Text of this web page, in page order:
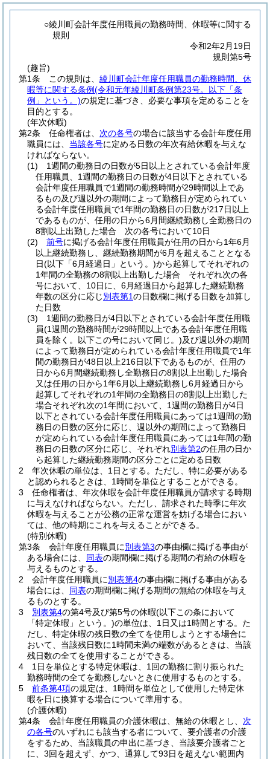
○綾川町会計年度任用職員の勤務時間、休暇等に関する
規則
令和2年2月19日
規則第5号
(趣旨)
第1条
この規則は、 綾川町会計年度任用職員の勤務時間、休
暇等に関する条例(令和元年綾川町条例第23号。以下「条
例」という。)の規定に基づき、必要な事項を定めることを
目的とする。
(年次休暇)
第2条
任命権者は、 次の各号の場合に該当する会計年度任用
職員には、 当該各号に定める日数の年次有給休暇を与えな
ければならない。
(1)
1週間の勤務日の日数が5日以上とされている会計年度
任用職員、1週間の勤務日の日数が4日以下とされている
会計年度任用職員で1週間の勤務時間が29時間以上であ
るもの及び週以外の期間によって勤務日が定められてい
る会計年度任用職員で1年間の勤務日の日数が217日以上
であるものが、任用の日から6月間継続勤務し全勤務日の
8割以上出勤した場合 次の各号において10日
(2)
前号に掲げる会計年度任用職員が任用の日から1年6月
以上継続勤務し、継続勤務期間が6月を超えることとなる
日(以下「6月経過日」という。)から起算してそれぞれの
1年間の全勤務の8割以上出勤した場合 それぞれ次の各
号において、10日に、6月経過日から起算した継続勤務
年数の区分に応じ別表第1の日数欄に掲げる日数を加算し
た日数
(3)
1週間の勤務日が4日以下とされている会計年度任用職
員(1週間の勤務時間が29時間以上である会計年度任用職
員を除く。以下この号において同じ。)及び週以外の期間
によって勤務日が定められている会計年度任用職員で1年
間の勤務日が48日以上216日以下であるものが、任用の
日から6月間継続勤務し全勤務日の8割以上出勤した場合
又は任用の日から1年6月以上継続勤務し6月経過日から
起算してそれぞれの1年間の全勤務日の8割以上出勤した
場合それぞれ次の1年間において、1週間の勤務日が4日
以下とされている会計年度任用職員にあっては1週間の勤
務日の日数の区分に応じ、週以外の期間によって勤務日
が定められている会計年度任用職員にあっては1年間の勤
務日の日数の区分に応じ、それぞれ別表第2の任用の日か
ら起算した継続勤務期間の区分ごとに定める日数
2
年次休暇の単位は、1日とする。 ただし、特に必要がある
と認められるときは、1時間を単位とすることができる。
3
任命権者は、年次休暇を会計年度任用職員が請求する時期
に与えなければならない。 ただし、請求された時季に年次
休暇を与えることが公務の正常な運営を妨げる場合におい
ては、他の時期にこれを与えることができる。
(特別休暇)
第3条
会計年度任用職員に別表第3の事由欄に掲げる事由が
ある場合には、 同表の期間欄に掲げる期間の有給の休暇を
与えるものとする。
2
会計年度任用職員に別表第4の事由欄に掲げる事由がある
場合には、 同表の期間欄に掲げる期間の無給の休暇を与え
るものとする。
3
別表第4の第4号及び第5号の休暇(以下この条において
「特定休暇」という。)の単位は、1日又は1時間とする。 た
だし、特定休暇の残日数の全てを使用しようとする場合に
おいて、当該残日数に1時間未満の端数があるときは、当該
残日数の全てを使用することができる。
4
1日を単位とする特定休暇は、1回の勤務に割り振られた
勤務時間の全てを勤務しないときに使用するものとする。
5
前条第4項の規定は、1時間を単位として使用した特定休
暇を日に換算する場合について準用する。
(介護休暇)
第4条
会計年度任用職員の介護休暇は、無給の休暇とし、 次
の各号のいずれにも該当する者について、要介護者の介護
をするため、当該職員の申出に基づき、当該要介護者ごと
に、3回を超えず、かつ、通算して93日を超えない範囲内